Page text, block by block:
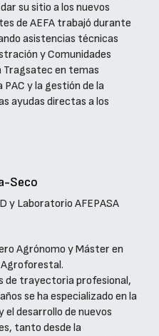
su sitio a los nuevos
de AEFA trabajó durante
asistencias técnicas
y Comunidades
Tragsatec en temas
y la gestión de la
ayudas directas a los
Seco
y Laboratorio AFEPASA
Agrónomo y Máster en
de trayectoria profesional,
se ha especializado en la
el desarrollo de nuevos
tanto desde la